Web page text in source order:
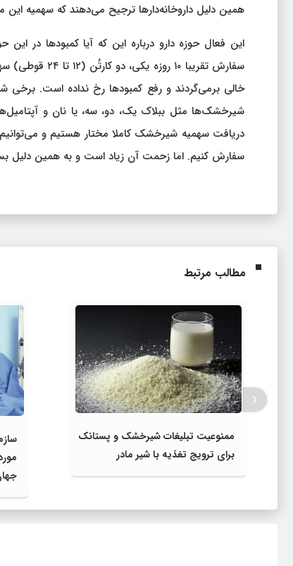
همین دلیل داروخانه‌دارها ترجیح می‌دهند که سهمیه این
این فعال حوزه دارو درباره این که آیا کمبودها در
سفارش تقریبا
خالی برمی‌گردند و رفع کمبودها رخ نداده است. برخی
شیرخشک‌ها مثل ببلاک یک، دو، سه، یا نان و
دریافت سهمیه شیرخشک کاملا مختار هستیم و
سفارش کنیم. اما زحمت آن زیاد است و به همین دلیل
مطالب مرتبط
ممنوعیت تبلیغات شیرخشک و پستانک
برای ترویج تغذیه با شیر مادر
‹